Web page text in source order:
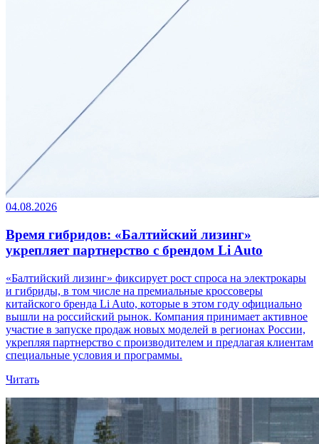
04.08.2026
Время гибридов: «Балтийский лизинг»
укрепляет партнерство с брендом Li Auto
«Балтийский лизинг» фиксирует рост спроса на электрокары
и гибриды, в том числе на премиальные кроссоверы
китайского бренда Li Auto, которые в этом году официально
вышли на российский рынок. Компания принимает активное
участие в запуске продаж новых моделей в регионах России,
укрепляя партнерство с производителем и предлагая клиентам
специальные условия и программы.
Читать